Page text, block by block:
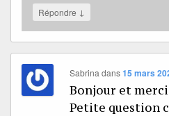
Répondre ↓
Sabrina dans15 mars
Bonjour et
Petite question